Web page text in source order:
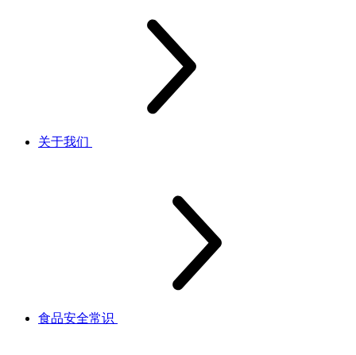
关于我们
食品安全常识